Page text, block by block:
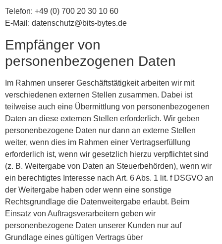
Telefon: +49 (0) 700 20 30 10 60
E-Mail: datenschutz@bits-bytes.de
Empfänger von
personenbezogenen Daten
Im Rahmen unserer Geschäftstätigkeit arbeiten wir mit
verschiedenen externen Stellen zusammen. Dabei ist
teilweise auch eine Übermittlung von personenbezogenen
Daten an diese externen Stellen erforderlich. Wir geben
personenbezogene Daten nur dann an externe Stellen
weiter, wenn dies im Rahmen einer Vertragserfüllung
erforderlich ist, wenn wir gesetzlich hierzu verpflichtet sind
(z. B. Weitergabe von Daten an Steuerbehörden), wenn wir
ein berechtigtes Interesse nach Art. 6 Abs. 1 lit. f DSGVO an
der Weitergabe haben oder wenn eine sonstige
Rechtsgrundlage die Datenweitergabe erlaubt. Beim
Einsatz von Auftragsverarbeitern geben wir
personenbezogene Daten unserer Kunden nur auf
Grundlage eines gültigen Vertrags über